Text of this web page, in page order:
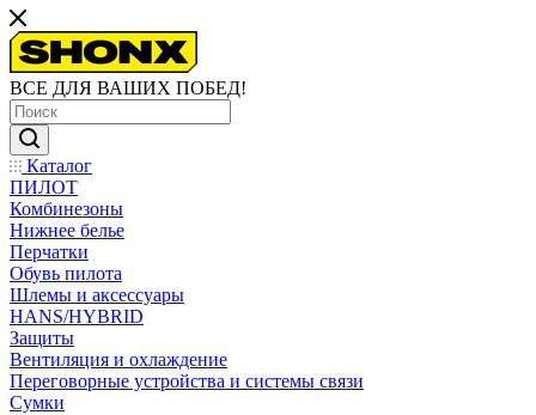
ВСЕ ДЛЯ ВАШИХ ПОБЕД!
Каталог
ПИЛОТ
Комбинезоны
Нижнее белье
Перчатки
Обувь пилота
Шлемы и аксессуары
HANS/HYBRID
Защиты
Вентиляция и охлаждение
Переговорные устройства и системы связи
Сумки